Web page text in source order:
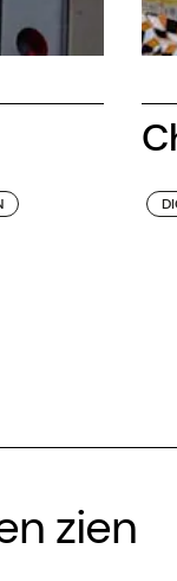
zien